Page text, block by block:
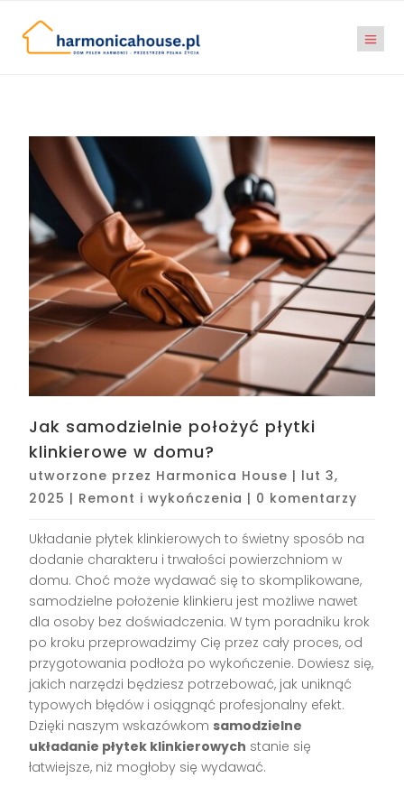
Jak samodzielnie położyć płytki
klinkierowe w domu?
utworzone przez Harmonica House | lut 3,
2025 | Remont i wykończenia | 0 komentarzy
Układanie płytek klinkierowych to świetny sposób na
dodanie charakteru i trwałości powierzchniom w
domu. Choć może wydawać się to skomplikowane,
samodzielne położenie klinkieru jest możliwe nawet
dla osoby bez doświadczenia. W tym poradniku krok
po kroku przeprowadzimy Cię przez cały proces, od
przygotowania podłoża po wykończenie. Dowiesz się,
jakich narzędzi będziesz potrzebować, jak uniknąć
typowych błędów i osiągnąć profesjonalny efekt.
Dzięki naszym wskazówkom samodzielne
układanie płytek klinkierowych stanie się
łatwiejsze, niż mogłoby się wydawać.